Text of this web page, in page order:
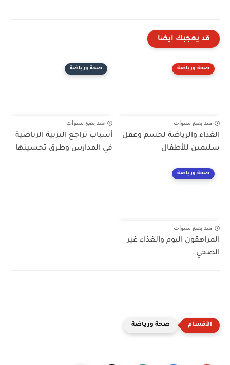
قد يعجبك ايضا
صحة ورياضة
منذ بضع سنوات
الغذاء والرياضة لجسم وعقل
سليمين للأطفال
صحة ورياضة
منذ بضع سنوات
أسباب تراجع التربية الرياضية
في المدارس وطرق تحسينها
صحة ورياضة
منذ بضع سنوات
المراهقون اليوم والغذاء غير
الصحي.
صحة ورياضة